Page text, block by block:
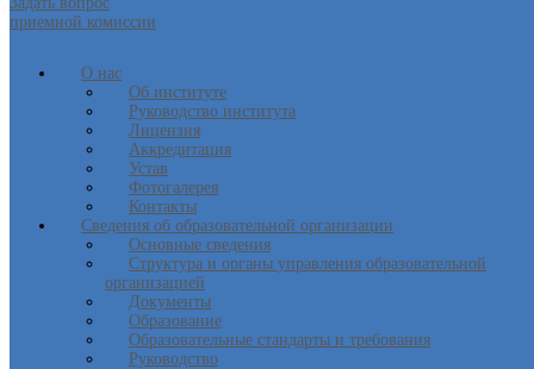
приемной комиссии
О нас
Об институте
Руководство института
Лицензия
Аккредитация
Устав
Фотогалерея
Контакты
Сведения об образовательной организации
Основные сведения
Структура и органы управления образовательной
организацией
Документы
Образование
Образовательные стандарты и требования
Руководство